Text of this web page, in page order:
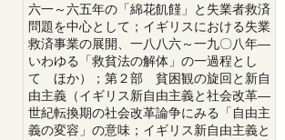
六一～六五年の「綿花飢饉」と失業者救済
問題を中心として；イギリスにおける失業
救済事業の展開、一八八六～一九〇八年―
いわゆる「救貧法の解体」の一過程とし
て ほか）；第２部 貧困観の旋回と新自
由主義（イギリス新自由主義と社会改革―
世紀転換期の社会改革論争にみる「自由主
義の変容」の意味；イギリス新自由主義と